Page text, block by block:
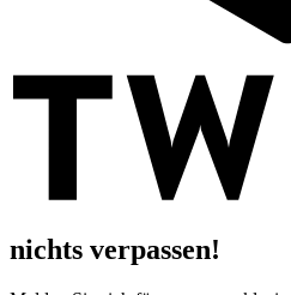
nichts verpassen!